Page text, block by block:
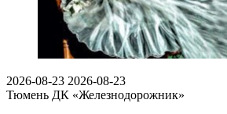
2026-08-23 2026-08-23
Тюмень ДК «Железнодорожник»